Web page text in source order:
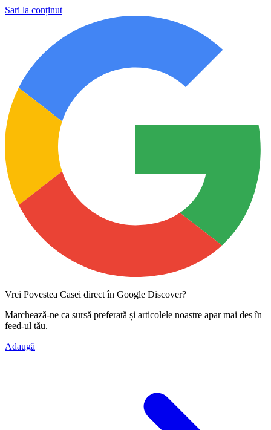
Sari la conținut
Vrei Povestea Casei direct în Google Discover?
Marchează-ne ca sursă preferată și articolele noastre apar mai des în
feed-ul tău.
Adaugă